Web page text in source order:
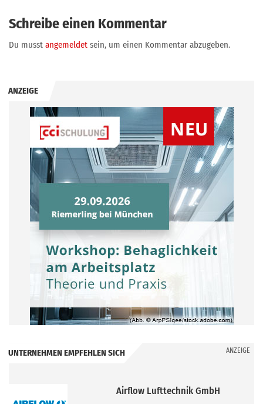
Schreibe einen Kommentar
Du musst angemeldet sein, um einen Kommentar abzugeben.
ANZEIGE
UNTERNEHMEN EMPFEHLEN SICH ANZEIGE
Camfil GmbH